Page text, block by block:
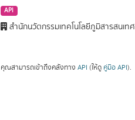
API
สำนักนวัตกรรมเทคโนโลยีภูมิสารสนเทศ
คุณสามารถเข้าถึงคลังทาง API (ให้ดู คู่มือ API).